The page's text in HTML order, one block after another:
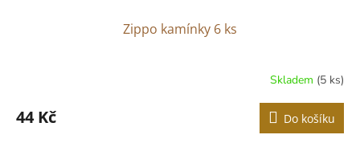
Zippo kamínky 6 ks
Skladem (5 ks)
44 Kč Do košíku